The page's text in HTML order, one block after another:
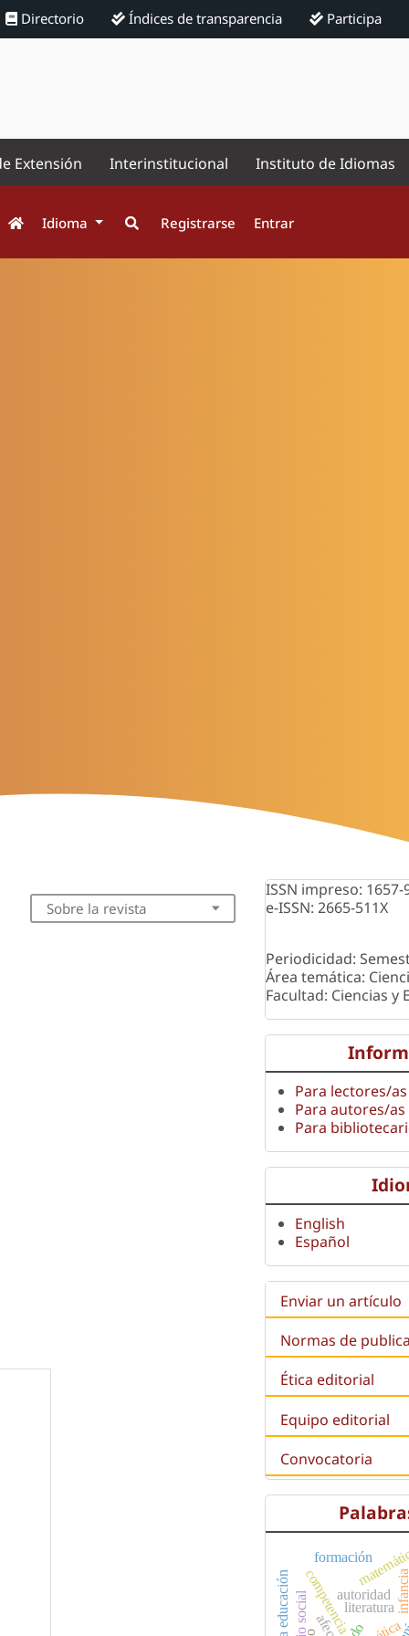
Directorio Índices de transparencia Participa
Extensión Interinstitucional Instituto de Idiomas
Idioma Registrarse Entrar
Sobre la revista
ISSN impreso: 1657-
e-ISSN: 2665-511X
Periodicidad:
Área temática:
Facultad: Ciencias y
Para lectores/as
Para autores/as
Para
English
Español
Enviar un artículo
Normas de
Ética editorial
Equipo editorial
Convocatoria
literatura
competenciaautoridad
formación